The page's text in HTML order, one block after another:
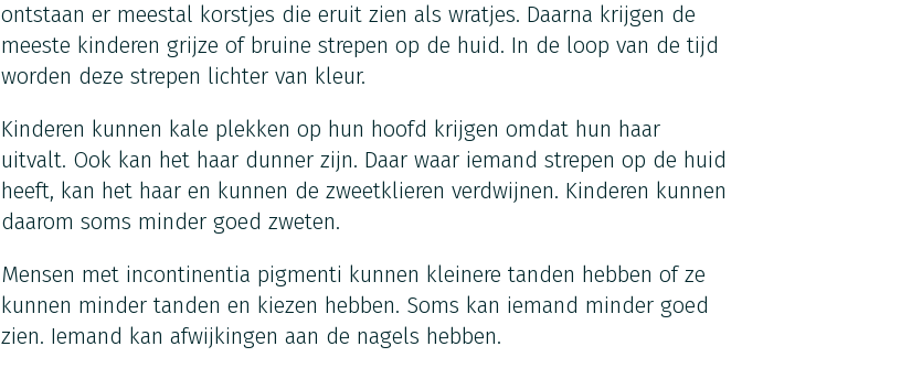
ontstaan er meestal korstjes die eruit zien als wratjes. Daarna krijgen de
meeste kinderen grijze of bruine strepen op de huid. In de loop van de tijd
worden deze strepen lichter van kleur.
Kinderen kunnen kale plekken op hun hoofd krijgen omdat hun haar
uitvalt. Ook kan het haar dunner zijn. Daar waar iemand strepen op de huid
heeft, kan het haar en kunnen de zweetklieren verdwijnen. Kinderen kunnen
daarom soms minder goed zweten.
Mensen met incontinentia pigmenti kunnen kleinere tanden hebben of ze
kunnen minder tanden en kiezen hebben. Soms kan iemand minder goed
zien. Iemand kan afwijkingen aan de nagels hebben.